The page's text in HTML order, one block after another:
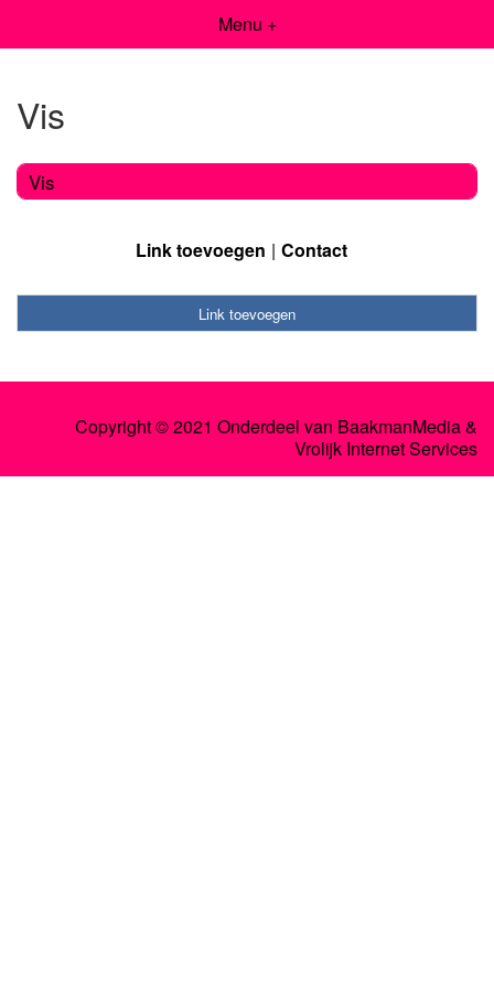
Menu +
Vis
Vis
Link toevoegen Contact
Link toevoegen
Copyright © 2021 Onderdeel van BaakmanMedia&
Vrolijk Internet Services